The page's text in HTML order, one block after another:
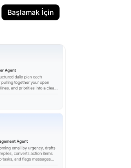
Başlamak İçin